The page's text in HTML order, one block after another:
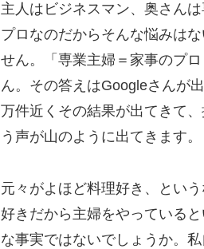
主人はビジネスマン、奥さん
プロなのだからそんな悩みは
せん。「専業主婦＝家事のプ
ん。その答えはGoogleさんが
万件近くその結果が出てきて
う声が山のように出てきます。
元々がよほど料理好き、とい
好きだから主婦をやっている
な事実ではないでしょうか。